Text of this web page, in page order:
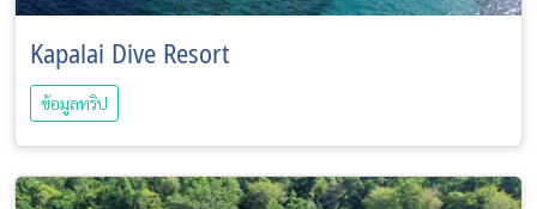
Kapalai Dive Resort
ข้อมูลทริป